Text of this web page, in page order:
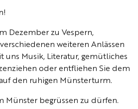
Dezember zu Vespern,
weiteren Anlässen
uns Musik, Literatur, gemütliches
oder entfliehen Sie dem
den ruhigen Münsterturm.
Münster begrüssen zu dürfen.